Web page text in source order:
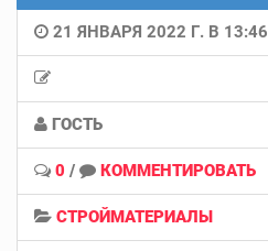
21 ЯНВАРЯ 2022 Г. В 13:46
ГОСТЬ
0 / КОММЕНТИРОВАТЬ
СТРОЙМАТЕРИАЛЫ